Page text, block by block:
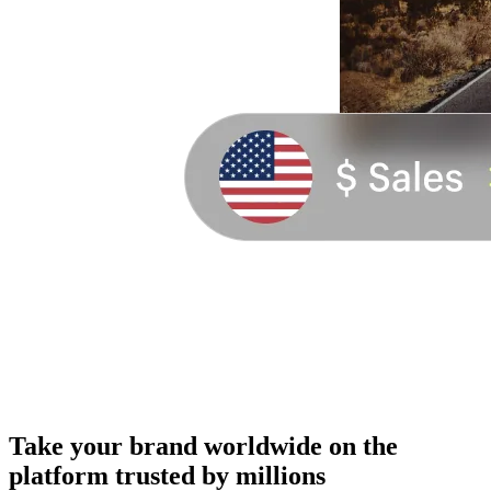
Take your brand worldwide on the
platform trusted by millions